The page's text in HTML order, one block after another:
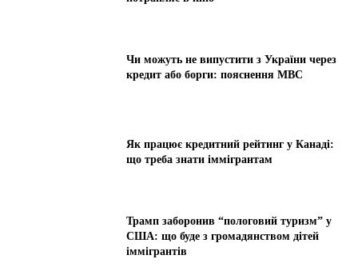
Чи можуть не випустити з України через
кредит або борги: пояснення МВС
Як працює кредитний рейтинг у Канаді:
що треба знати іммігрантам
Трамп заборонив “пологовий туризм” у
США: що буде з громадянством дітей
іммігрантів